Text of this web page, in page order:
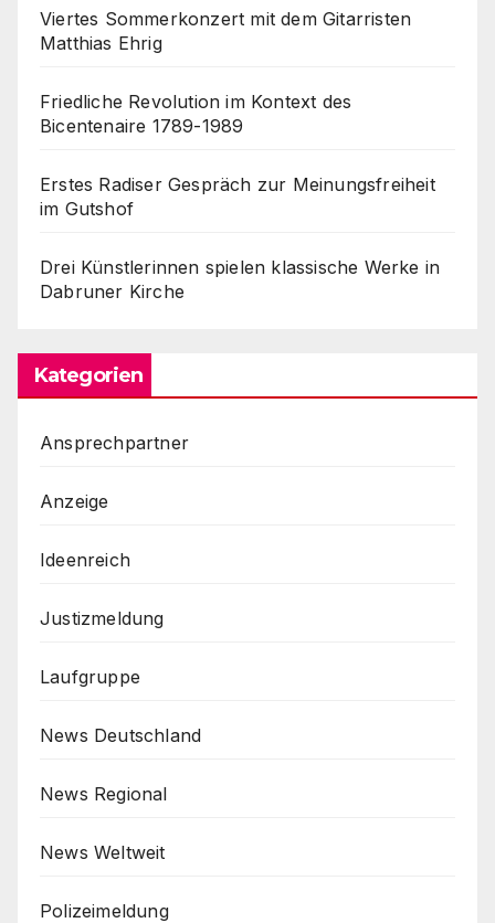
Viertes Sommerkonzert mit dem Gitarristen
Matthias Ehrig
Friedliche Revolution im Kontext des
Bicentenaire 1789-1989
Erstes Radiser Gespräch zur Meinungsfreiheit
im Gutshof
Drei Künstlerinnen spielen klassische Werke in
Dabruner Kirche
Kategorien
Ansprechpartner
Anzeige
Ideenreich
Justizmeldung
Laufgruppe
News Deutschland
News Regional
News Weltweit
Polizeimeldung